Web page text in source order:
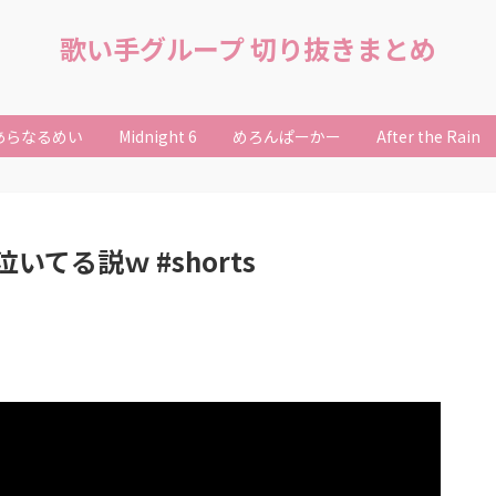
歌い手グループ 切り抜きまとめ
らなるめい Midnight 6 めろんぱーかー After the Rain
いてる説ｗ #shorts